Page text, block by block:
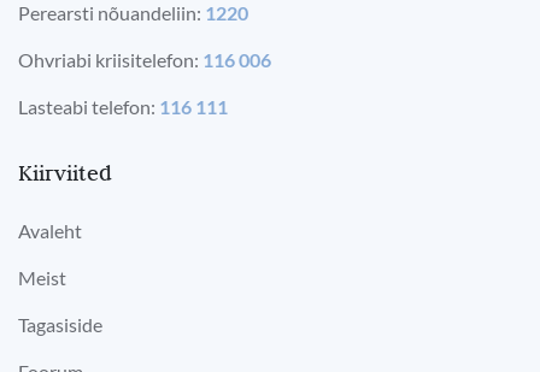
Perearsti nõuandeliin: 1220
Ohvriabi kriisitelefon: 116 006
Lasteabi telefon: 116 111
Kiirviited
Avaleht
Meist
Tagasiside